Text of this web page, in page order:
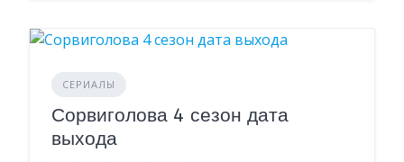
СЕРИАЛЫ
Сорвиголова 4 сезон дата
выхода